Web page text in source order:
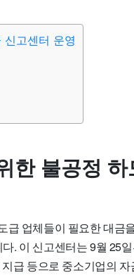
고센터 운영
한 불공정 하
업체들이 필요한 대금
. 이 신고센터는 9월 25
급 등으로 중소기업의